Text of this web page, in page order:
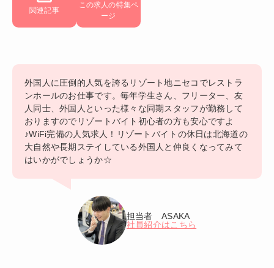
関連記事
この求人の特集ペ
ージ
外国人に圧倒的人気を誇るリゾート地ニセコでレストラ
ンホールのお仕事です。毎年学生さん、フリーター、友
人同士、外国人といった様々な同期スタッフが勤務して
おりますのでリゾートバイト初心者の方も安心ですよ
♪WiFi完備の人気求人！リゾートバイトの休日は北海道の
大自然や長期ステイしている外国人と仲良くなってみて
はいかがでしょうか☆
担当者 ASAKA
社員紹介はこちら